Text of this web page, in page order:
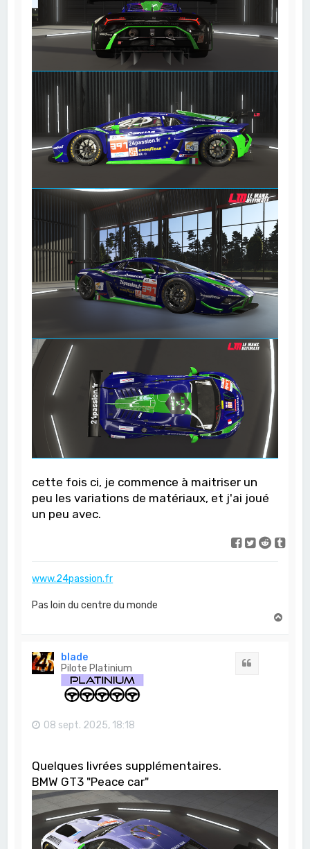
cette fois ci, je commence à maitriser un
peu les variations de matériaux, et j'ai joué
un peu avec.
www.24passion.fr
Pas loin du centre du monde
blade
Pilote Platinium
08 sept. 2025, 18:18
Quelques livrées supplémentaires.
BMW GT3 "Peace car"